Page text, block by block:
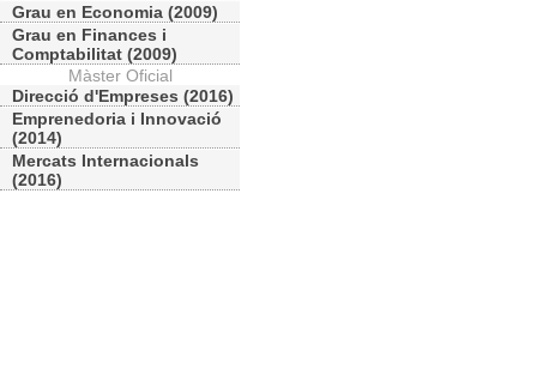
Grau en Economia (2009)
Grau en Finances i
Comptabilitat (2009)
Màster Oficial
Direcció d'Empreses (2016)
Emprenedoria i Innovació
(2014)
Mercats Internacionals
(2016)